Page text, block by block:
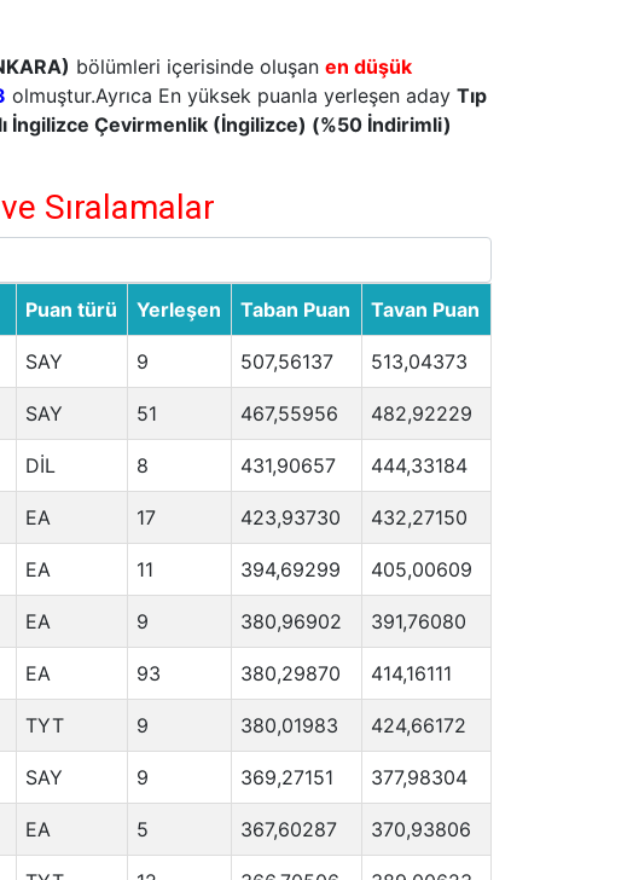
bölümleri içerisinde oluşan en düşük
olmuştur.Ayrıca En yüksek puanla yerleşen aday Tıp
İngilizce Çevirmenlik (İngilizce) (%50 İndirimli)
Sıralamalar
Puan türü Yerleşen Taban Puan Tavan Puan
SAY 9 507,56137 513,04373
SAY 51 467,55956 482,92229
DİL 8 431,90657 444,33184
EA 17 423,93730 432,27150
EA 11 394,69299 405,00609
EA 9 380,96902 391,76080
EA 93 380,29870 414,16111
TYT 9 380,01983 424,66172
SAY 9 369,27151 377,98304
EA 5 367,60287 370,93806